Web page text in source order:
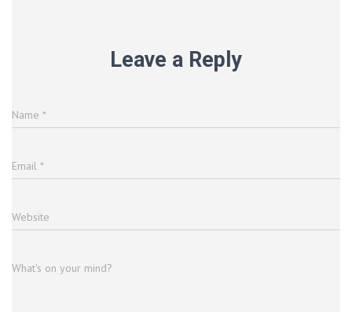
Leave a Reply
Name *
Email *
Website
What's on your mind?